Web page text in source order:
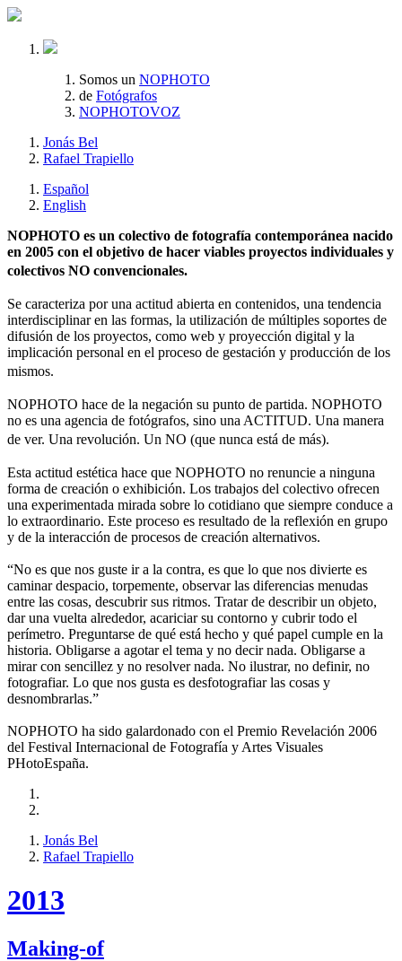
Somos un NOPHOTO
de Fotógrafos
NOPHOTOVOZ
Jonás Bel
Rafael Trapiello
Español
English
NOPHOTO es un colectivo de fotografía contemporánea nacido
en 2005 con el objetivo de hacer viables proyectos individuales y
colectivos NO convencionales.
Se caracteriza por una actitud abierta en contenidos, una tendencia
interdisciplinar en las formas, la utilización de múltiples soportes de
difusión de los proyectos, como web y proyección digital y la
implicación personal en el proceso de gestación y producción de los
mismos.
NOPHOTO hace de la negación su punto de partida. NOPHOTO
no es una agencia de fotógrafos, sino una ACTITUD. Una manera
de ver. Una revolución. Un NO (que nunca está de más).
Esta actitud estética hace que NOPHOTO no renuncie a ninguna
forma de creación o exhibición. Los trabajos del colectivo ofrecen
una experimentada mirada sobre lo cotidiano que siempre conduce a
lo extraordinario. Este proceso es resultado de la reflexión en grupo
y de la interacción de procesos de creación alternativos.
“No es que nos guste ir a la contra, es que lo que nos divierte es
caminar despacio, torpemente, observar las diferencias menudas
entre las cosas, descubrir sus ritmos. Tratar de describir un objeto,
dar una vuelta alrededor, acariciar su contorno y cubrir todo el
perímetro. Preguntarse de qué está hecho y qué papel cumple en la
historia. Obligarse a agotar el tema y no decir nada. Obligarse a
mirar con sencillez y no resolver nada. No ilustrar, no definir, no
fotografiar. Lo que nos gusta es desfotografiar las cosas y
desnombrarlas.”
NOPHOTO ha sido galardonado con el Premio Revelación 2006
del Festival Internacional de Fotografía y Artes Visuales
PHotoEspaña.
Jonás Bel
Rafael Trapiello
2013
Making-of